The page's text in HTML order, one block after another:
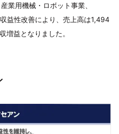
業用機械・ロボット事業、
益性改善により、売上高は1,494
増益となりました。